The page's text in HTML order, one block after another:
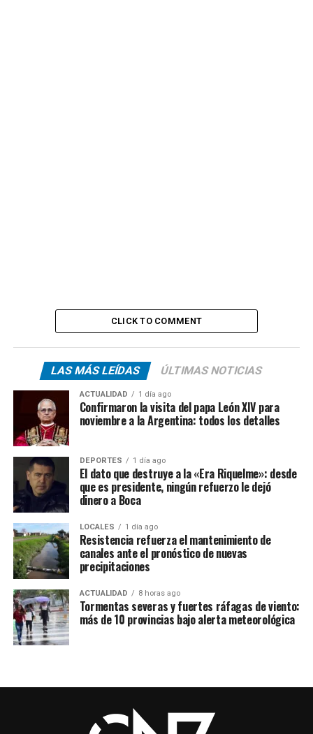
CLICK TO COMMENT
LAS MÁS LEÍDAS ÚLTIMAS NOTICIAS
ACTUALIDAD 1 día ago
Confirmaron la visita del papa León XIV para
noviembre a la Argentina: todos los detalles
DEPORTES 1 día ago
El dato que destruye a la «Era Riquelme»: desde
que es presidente, ningún refuerzo le dejó
dinero a Boca
LOCALES 1 día ago
Resistencia refuerza el mantenimiento de
canales ante el pronóstico de nuevas
precipitaciones
ACTUALIDAD 8 horas ago
Tormentas severas y fuertes ráfagas de viento:
más de 10 provincias bajo alerta meteorológica